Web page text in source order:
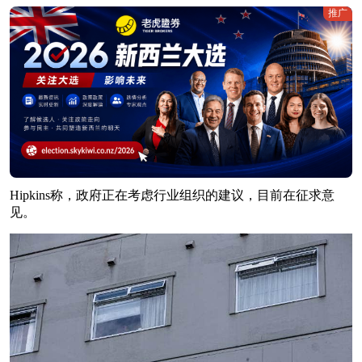
推广
Hipkins称，政府正在考虑行业组织的建议，目前在征求意
见。